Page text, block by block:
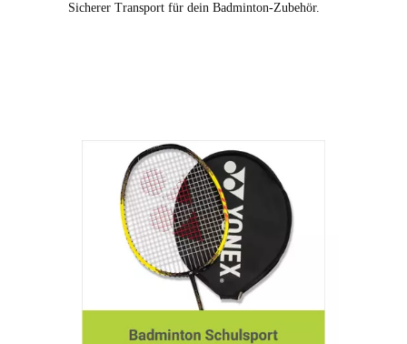
Sicherer Transport für dein Badminton-Zubehör.